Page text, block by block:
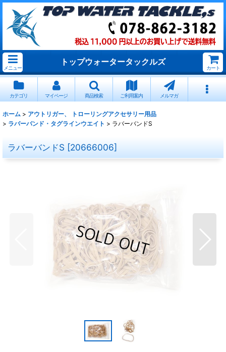
メニュー
トップウォータータックルズ
カート
カテゴリ マイページ 商品検索 ご利用案内 メルマガ
ホーム > アウトリガー、 トローリングアクセサリー用品
> ラバーバンド・タグラインウエイト > ラバーバンドS
ラバーバンドS [20666006]